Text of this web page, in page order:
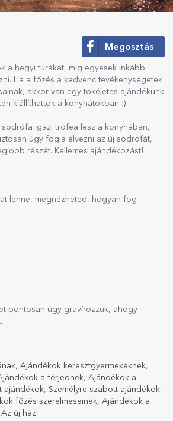
Megosztás
a hegyi túrákat, míg egyesek inkább
Ha a főzés a kedvenc tevékenységetek
akkor van egy tökéletes ajándékunk
kiállíthattok a konyhátokban :)
igazi trófea lesz a konyhában,
úgy fogja élvezni az új sodrófát,
részét. Kellemes ajándékozást!
lenne, megnézheted, hogyan fog
pontosan úgy gravírozzuk, ahogy
, Ajándékok keresztgyermekeknek,
a férjednek, Ajándékok a
ajándékok, Személyre szabott ajándékok,
főzés szerelmeseinek, Ajándékok a
Az új ház.